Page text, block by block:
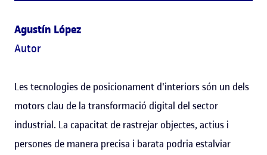
Agustín López
Autor
Les tecnologies de posicionament d'interiors són un dels
motors clau de la transformació digital del sector
industrial. La capacitat de rastrejar objectes, actius i
persones de manera precisa i barata podria estalviar